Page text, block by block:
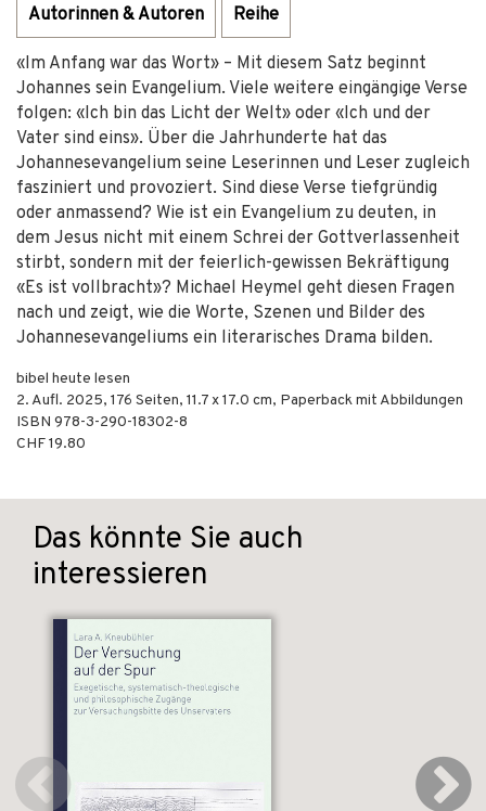
Autorinnen & Autoren Reihe
«Im Anfang war das Wort» – Mit diesem Satz beginnt
Johannes sein Evangelium. Viele weitere eingängige Verse
folgen: «Ich bin das Licht der Welt» oder «Ich und der
Vater sind eins». Über die Jahrhunderte hat das
Johannesevangelium seine Leserinnen und Leser zugleich
fasziniert und provoziert. Sind diese Verse tiefgründig
oder anmassend? Wie ist ein Evangelium zu deuten, in
dem Jesus nicht mit einem Schrei der Gottverlassenheit
stirbt, sondern mit der feierlich-gewissen Bekräftigung
«Es ist vollbracht»? Michael Heymel geht diesen Fragen
nach und zeigt, wie die Worte, Szenen und Bilder des
Johannesevangeliums ein literarisches Drama bilden.
bibel heute lesen
2. Aufl. 2025, 176 Seiten, 11.7 x 17.0 cm, Paperback mit Abbildungen
ISBN 978-3-290-18302-8
CHF 19.80
Das könnte Sie auch
interessieren